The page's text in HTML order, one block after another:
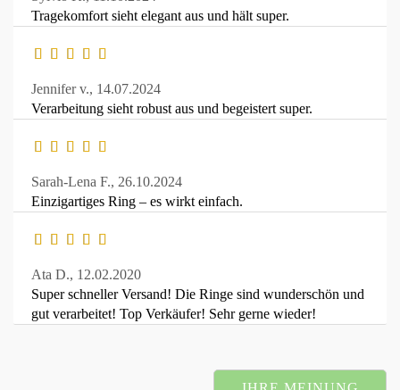
Tragekomfort sieht elegant aus und hält super.
Jennifer v., 14.07.2024
Verarbeitung sieht robust aus und begeistert super.
Sarah-Lena F., 26.10.2024
Einzigartiges Ring – es wirkt einfach.
Ata D., 12.02.2020
Super schneller Versand! Die Ringe sind wunderschön und
gut verarbeitet! Top Verkäufer! Sehr gerne wieder!